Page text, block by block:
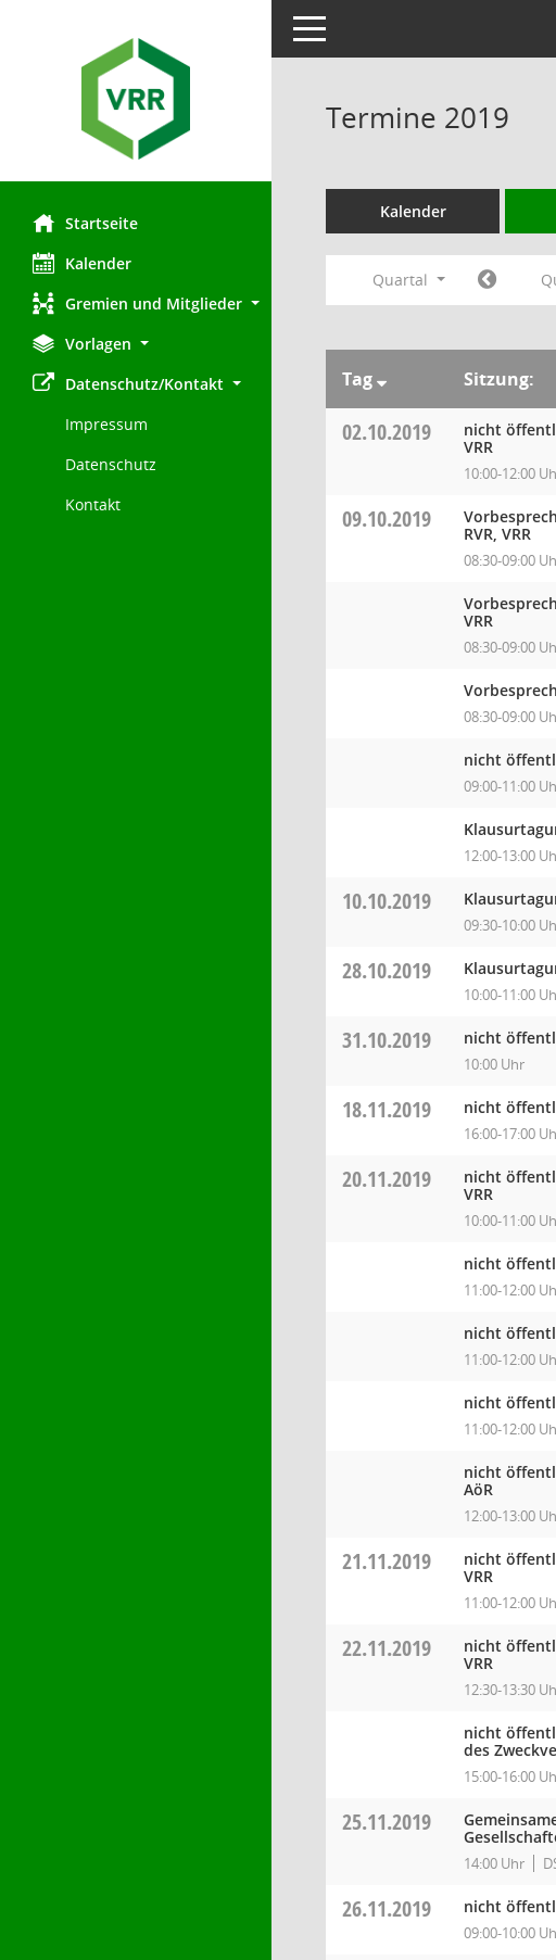
Startseite
Kalender
Gremien und Mitglieder
Vorlagen
Datenschutz/Kontakt
Impressum
Datenschutz
Kontakt
Toggle navigation
Termine 2019
Kalender
Quartal
Tag Sitzung:
02.10.2019
nicht
VRR
10:00-12:00
09.10.2019
RVR, VRR
08:30-09:00
VRR
08:30-09:00
08:30-09:00
nicht
09:00-11:00
12:00-13:00
10.10.2019
09:30-10:00
28.10.2019
10:00-11:00
31.10.2019 nicht
10:00 Uhr
18.11.2019 nicht
16:00-17:00
20.11.2019
nicht
VRR
10:00-11:00
nicht
11:00-12:00
nicht
11:00-12:00
nicht
11:00-12:00
nicht
AöR
12:00-13:00
21.11.2019
nicht
VRR
11:00-12:00
22.11.2019
nicht
VRR
12:30-13:30
nicht
des
15:00-16:00
25.11.2019
14:00 Uhr
26.11.2019 nicht
09:00-10:00